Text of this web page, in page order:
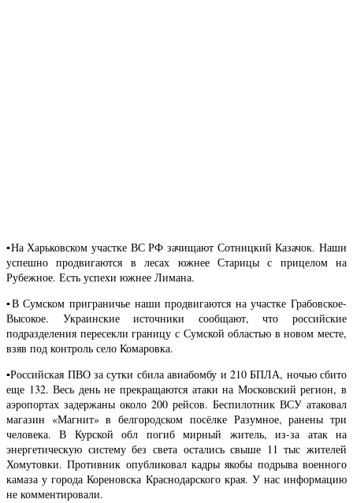
▪️На Харьковском участке ВС РФ зачищают Сотницкий Казачок. Наши
успешно продвигаются в лесах южнее Старицы с прицелом на
Рубежное. Есть успехи южнее Лимана.
▪️В Сумском приграничье наши продвигаются на участке Грабовское-
Высокое. Украинские источники сообщают, что российские
подразделения пересекли границу с Сумской областью в новом месте,
взяв под контроль село Комаровка.
▪️Российская ПВО за сутки сбила авиабомбу и 210 БПЛА, ночью сбито
еще 132. Весь день не прекращаются атаки на Московский регион, в
аэропортах задержаны около 200 рейсов. Беспилотник ВСУ атаковал
магазин «Магнит» в белгородском посёлке Разумное, ранены три
человека. В Курской обл погиб мирный житель, из-за атак на
энергетическую систему без света остались свыше 11 тыс жителей
Хомутовки. Противник опубликовал кадры якобы подрыва военного
камаза у города Кореновска Краснодарского края. У нас информацию
не комментировали.